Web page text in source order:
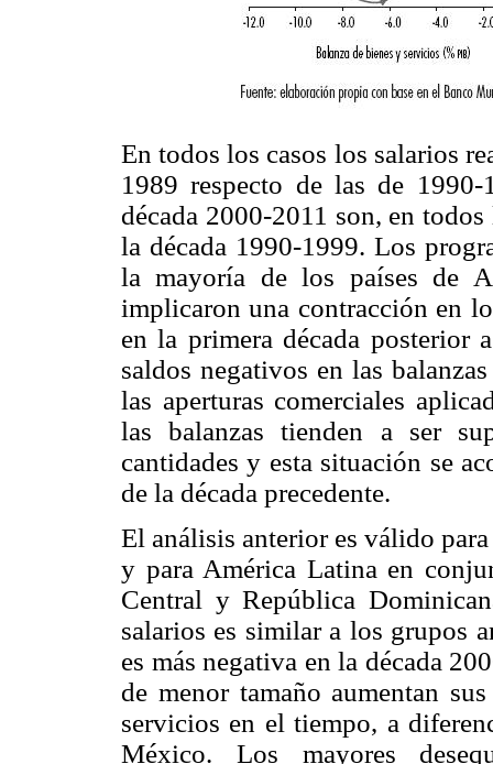
En todos los casos los salarios
1989 respecto de las de
década 2000-2011 son, en
la década 1990-1999. Los
la mayoría de los países de
implicaron una contracción en
en la primera década posterior
saldos negativos en las
las aperturas comerciales
las balanzas tienden a ser
cantidades y esta situación se
de la década precedente.
El análisis anterior es válido
y para América Latina en
Central y República
salarios es similar a los grupos
es más negativa en la década
de menor tamaño aumentan
servicios en el tiempo, a
México. Los mayores